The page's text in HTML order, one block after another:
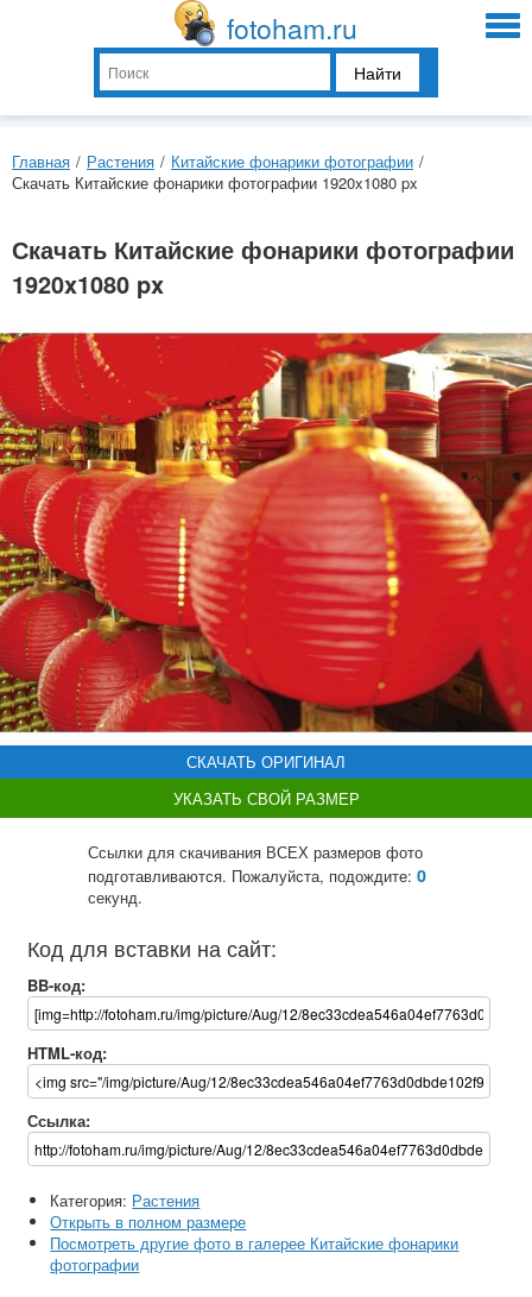
fotoham.ru
Найти
Главная / Растения / Китайские фонарики фотографии /
Скачать Китайские фонарики фотографии 1920x1080 px
Скачать Китайские фонарики фотографии
1920x1080 px
СКАЧАТЬ ОРИГИНАЛ
УКАЗАТЬ СВОЙ РАЗМЕР
Ссылки для скачивания ВСЕХ размеров фото
подготавливаются. Пожалуйста, подождите: 0
секунд.
Код для вставки на сайт:
BB-код:
HTML-код:
Ссылка:
Категория: Растения
Открыть в полном размере
Посмотреть другие фото в галерее Китайские фонарики
фотографии